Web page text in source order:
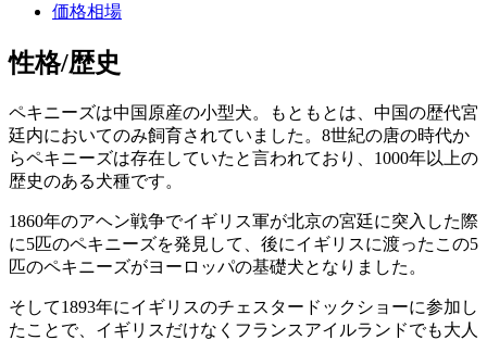
価格相場
性格/歴史
ペキニーズは中国原産の小型犬。もともとは、中国の歴代宮
廷内においてのみ飼育されていました。8世紀の唐の時代か
らペキニーズは存在していたと言われており、 1000年以上の
歴史のある犬種です。
1860年のアヘン戦争でイギリス軍が北京の宮廷に突入した際
に5匹のペキニーズを発見して、後にイギリスに渡ったこの5
匹のペキニーズがヨーロッパの基礎犬となりました。
そして1893年にイギリスのチェスタードックショーに参加し
たことで、イギリスだけなくフランスアイルランドでも大人